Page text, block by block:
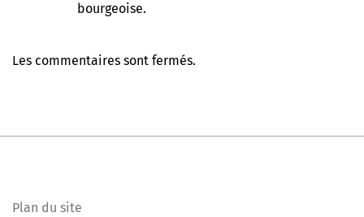
bourgeoise.
Les commentaires sont fermés.
Plan du site